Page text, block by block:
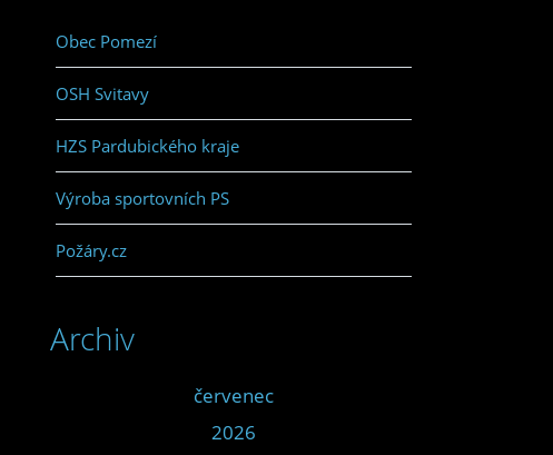
Obec Pomezí
OSH Svitavy
HZS Pardubického kraje
Výroba sportovních PS
Požáry.cz
Archiv
červenec
2026